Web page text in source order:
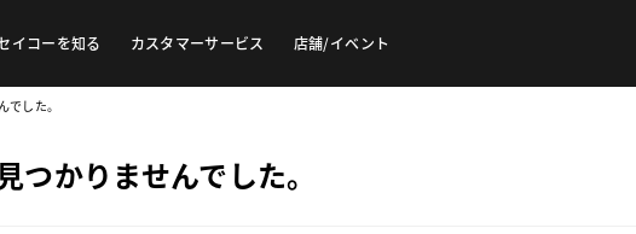
イコーを知る カスタマーサービス 店舗/イベント
でした。
つかりませんでした。